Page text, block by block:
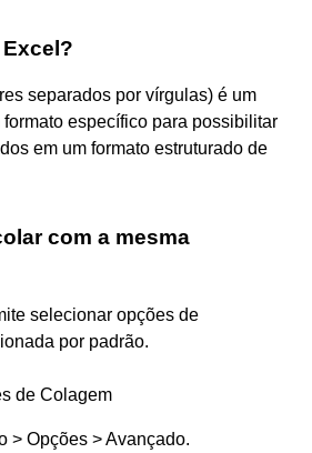
Excel?
separados por vírgulas) é um
específico para possibilitar
em um formato estruturado de
com a mesma
selecionar opções de
por padrão.
de Colagem
> Opções > Avançado.